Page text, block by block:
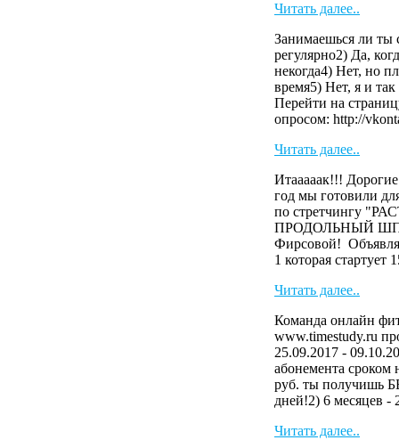
Читать далее..
Занимаешься ли ты
регулярно2) Да,
некогда4) Нет, но
время5) Нет, я и
Перейти на
опросом: http://
Читать далее..
Итааааак!!!
год мы готовили
по стретчингу
ПРОДОЛЬНЫЙ
Фирсовой!
1 которая стартует
Читать далее..
Команда онлайн
www.timestudy.ru
25.09.2017 -
абонемента сроком
руб. ты получишь
дней!2) 6 месяцев -
Читать далее..